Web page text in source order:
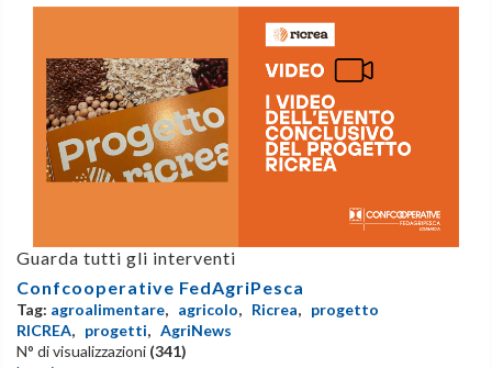
Guarda tutti gli interventi
Confcooperative FedAgriPesca
Tag: agroalimentare, agricolo, Ricrea, progetto
RICREA, progetti, AgriNews
N° di visualizzazioni (341)